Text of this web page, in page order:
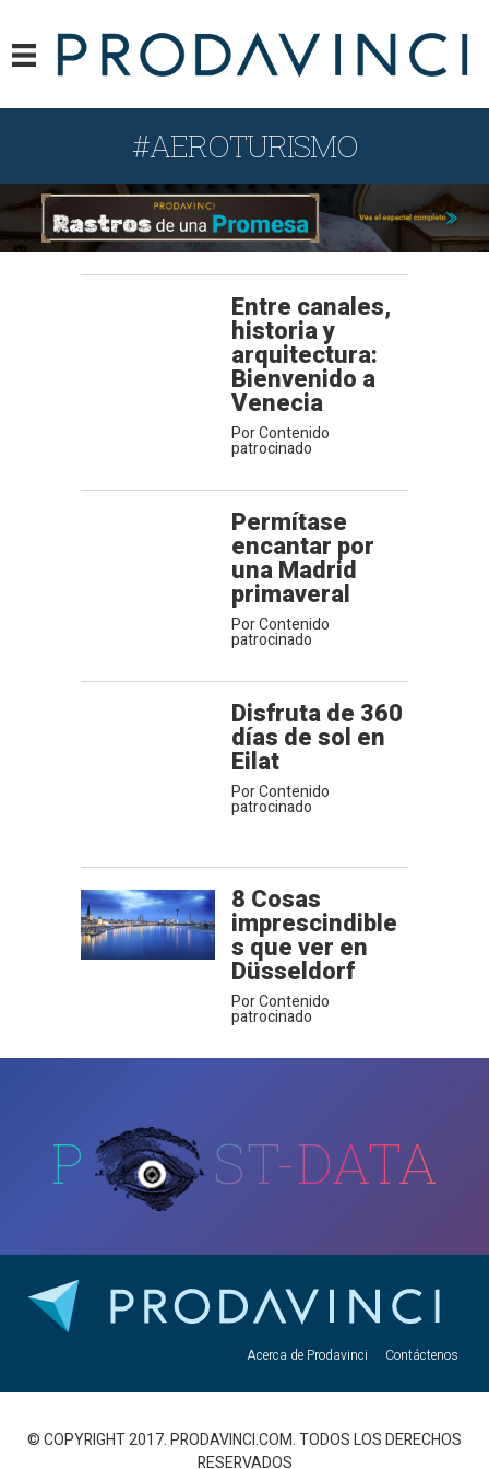
#AEROTURISMO
Entre canales,
historia y
arquitectura:
Bienvenido a
Venecia
Por Contenido
patrocinado
Permítase
encantar por
una Madrid
primaveral
Por Contenido
patrocinado
Disfruta de 360
días de sol en
Eilat
Por Contenido
patrocinado
8 Cosas
imprescindible
s que ver en
Düsseldorf
Por Contenido
patrocinado
P ST-DATA
Acerca de Prodavinci Contáctenos
© COPYRIGHT 2017. PRODAVINCI.COM. TODOS LOS DERECHOS
RESERVADOS